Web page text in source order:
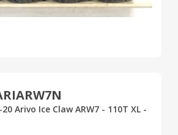
Arivo Ice Claw ARW7 - 110T XL -